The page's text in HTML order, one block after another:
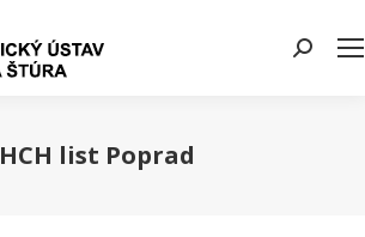
Search:
HCH list Poprad